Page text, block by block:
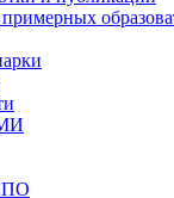
примерных